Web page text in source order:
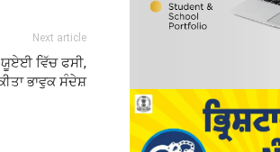
Next article
ਯੂਏਈ ਵਿੱਚ ਫਸੀ,
ਭਾਵੁਕ ਸੰਦੇਸ਼